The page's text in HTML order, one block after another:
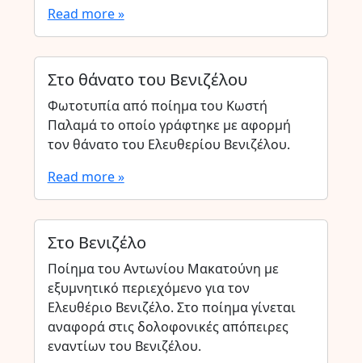
Read more »
Στο θάνατο του Βενιζέλου
Φωτοτυπία από ποίημα του Κωστή
Παλαμά το οποίο γράφτηκε με αφορμή
τον θάνατο του Ελευθερίου Βενιζέλου.
Read more »
Στο Βενιζέλο
Ποίημα του Αντωνίου Μακατούνη με
εξυμνητικό περιεχόμενο για τον
Ελευθέριο Βενιζέλο. Στο ποίημα γίνεται
αναφορά στις δολοφονικές απόπειρες
εναντίων του Βενιζέλου.